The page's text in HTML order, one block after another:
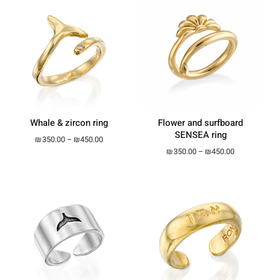
Whale & zircon ring
₪350.00– ₪450.00Price range: ₪350.00 through ₪450.00
Flower and surfboard
SENSEA ring
₪350.00– ₪450.00Price